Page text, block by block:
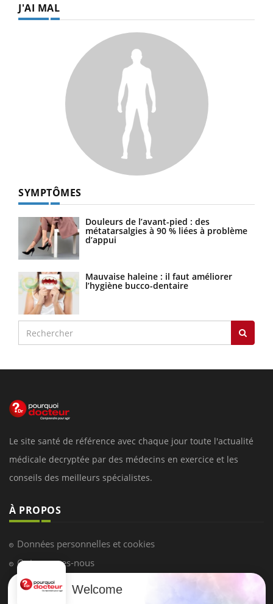
J'AI MAL
SYMPTÔMES
Douleurs de l’avant-pied : des
métatarsalgies à 90 % liées à problème
d’appui
Mauvaise haleine : il faut améliorer
l’hygiène bucco-dentaire
Le site santé de référence avec chaque jour toute l'actualité
médicale decryptée par des médecins en exercice et les
conseils des meilleurs spécialistes.
À PROPOS
Données personnelles et cookies
Qui sommes-nous
Conditions d'utilisation
Welcome